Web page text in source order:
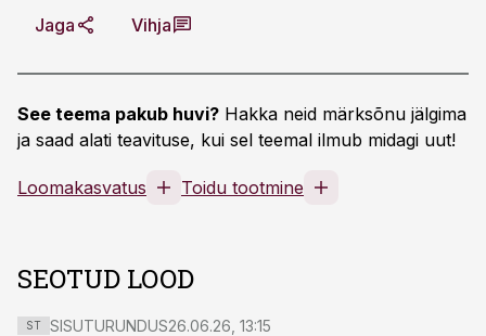
Jaga Vihja
See teema pakub huvi? Hakka neid märksõnu jälgima
ja saad alati teavituse, kui sel teemal ilmub midagi uut!
Loomakasvatus Toidu tootmine
SEOTUD LOOD
ST SISUTURUNDUS26.06.26, 13:15